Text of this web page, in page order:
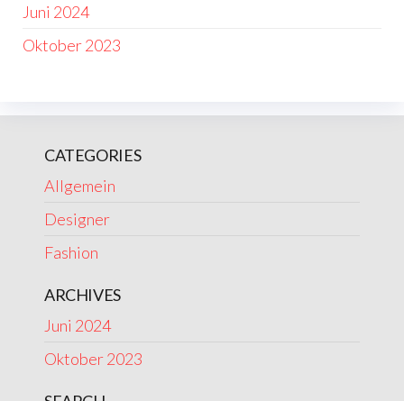
Juni 2024
Oktober 2023
CATEGORIES
Allgemein
Designer
Fashion
ARCHIVES
Juni 2024
Oktober 2023